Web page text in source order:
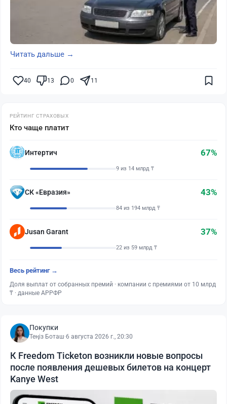
Читать дальше →
40 13 0 11
РЕЙТИНГ СТРАХОВЫХ
Кто чаще платит
Интертич 67%
9 из 14 млрд ₸
СК «Евразия» 43%
84 из 194 млрд ₸
Jusan Garant 37%
22 из 59 млрд ₸
Весь рейтинг →
Доля выплат от собранных премий · компании с премиями от 10 млрд
₸ · данные АРРФР
Покупки
Теңіз Боташ·6 августа 2026 г., 20:30
К Freedom Ticketon возникли новые вопросы
после появления дешевых билетов на концерт
Kanye West